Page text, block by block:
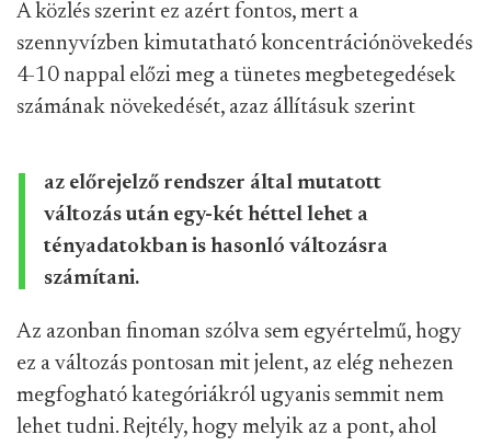
A közlés szerint ez azért fontos, mert a
szennyvízben kimutatható koncentrációnövekedés
4-10 nappal előzi meg a tünetes megbetegedések
számának növekedését, azaz állításuk szerint
az előrejelző rendszer által mutatott
változás után egy-két héttel lehet a
tényadatokban is hasonló változásra
számítani.
Az azonban finoman szólva sem egyértelmű, hogy
ez a változás pontosan mit jelent, az elég nehezen
megfogható kategóriákról ugyanis semmit nem
lehet tudni. Rejtély, hogy melyik az a pont, ahol